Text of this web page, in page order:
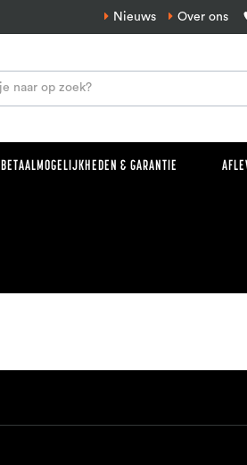
Nieuws Over ons
BETAALMOGELIJKHEDEN & GARANTIE